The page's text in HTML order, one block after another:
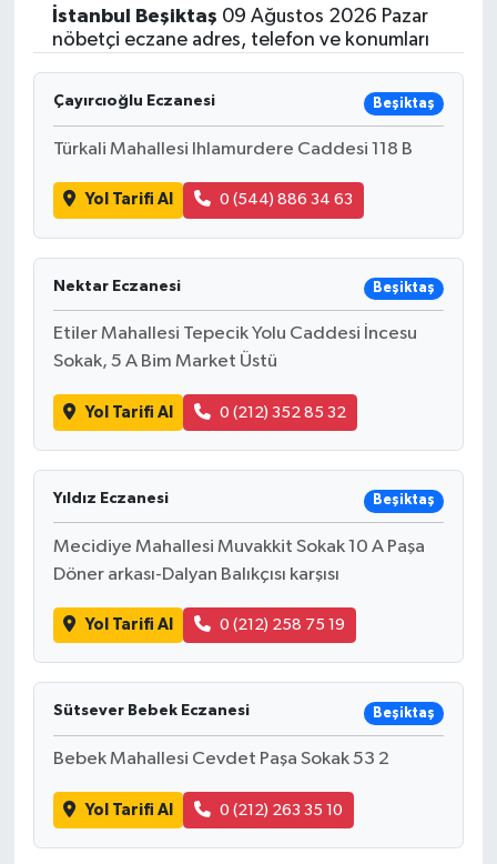
İstanbul Beşiktaş 09 Ağustos 2026 Pazar
nöbetçi eczane adres, telefon ve konumları
Çayırcıoğlu Eczanesi Beşiktaş
Türkali Mahallesi Ihlamurdere Caddesi 118 B
Yol Tarifi Al 0 (544) 886 34 63
Nektar Eczanesi Beşiktaş
Etiler Mahallesi Tepecik Yolu Caddesi İncesu
Sokak, 5 A Bim Market Üstü
Yol Tarifi Al 0 (212) 352 85 32
Yıldız Eczanesi Beşiktaş
Mecidiye Mahallesi Muvakkit Sokak 10 A Paşa
Döner arkası-Dalyan Balıkçısı karşısı
Yol Tarifi Al 0 (212) 258 75 19
Sütsever Bebek Eczanesi Beşiktaş
Bebek Mahallesi Cevdet Paşa Sokak 53 2
Yol Tarifi Al 0 (212) 263 35 10
Siyasetçi
Spor
Tebrik
Türkiye